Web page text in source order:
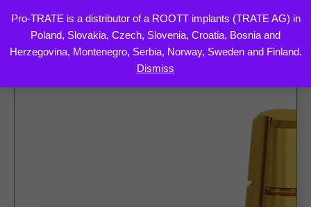
Pro-TRATE is a distributor of a ROOTT implants (TRATE AG) in
Poland, Slovakia, Czech, Slovenia, Croatia, Bosnia and
Herzegovina, Montenegro, Serbia, Norway, Sweden and Finland.
Dismiss
to